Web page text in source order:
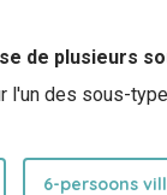
de plusieurs
l'un des sous-
6-persoons